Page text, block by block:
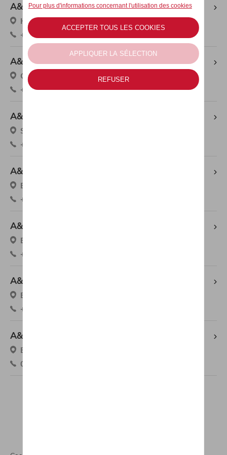
A&M HASSELT
Herkenrodesingel 10 A, 3500 Hasselt
+32 11 24 44 41
A&M LOMMEL
Gerard Mercatorstraat 1, 3920 Lommel
+32 11 54 41 02
A&M SAINT-TROND
Spookvliegerlaan 1111, 3800 Brustem
+32 11 70 01 40
A&M Schaffen
Blanklaerstraat 5, 3290 Diest - Schaffen
+32 13 44 12 26
A&M BREE
Bruglaan 70, 3960 Bree
+32 89 46 15 50
A&M GENK
Bosdel 64, 3600 Genk
+32 89 38 20 88
A&M HERENT (Sales)
Brusselsesteenweg 56, 3020 Herent
016 20 58 59